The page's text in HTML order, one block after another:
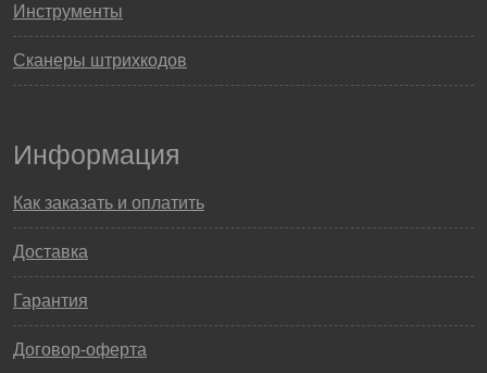
Инструменты
Сканеры штрихкодов
Информация
Как заказать и оплатить
Доставка
Гарантия
Договор-оферта